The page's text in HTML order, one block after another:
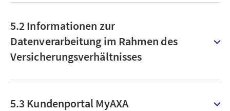
5.2 Informationen zur
Datenverarbeitung im Rahmen des
Versicherungsverhältnisses
5.3 Kundenportal MyAXA